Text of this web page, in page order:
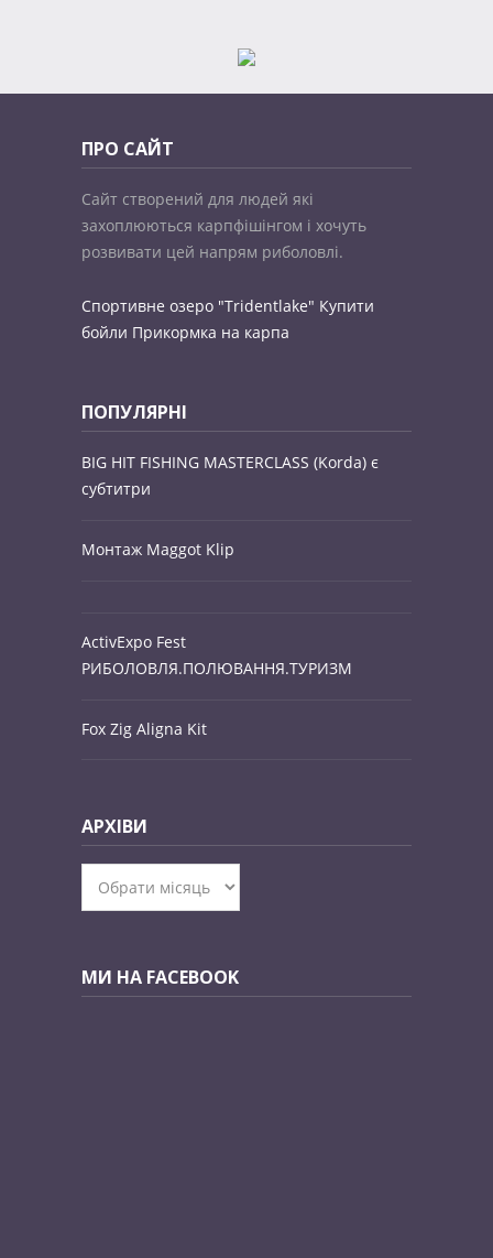
ПРО САЙТ
Сайт створений для людей які
захоплюються карпфішінгом і хочуть
розвивати цей напрям риболовлі.
Спортивне озеро "Tridentlake" Купити
бойли Прикормка на карпа
ПОПУЛЯРНІ
BIG HIT FISHING MASTERCLASS (Korda) є
субтитри
Монтаж Maggot Klip
ActivExpo Fest
РИБОЛОВЛЯ.ПОЛЮВАННЯ.ТУРИЗМ
Fox Zig Aligna Kit
АРХІВИ
МИ НА FACEBOOK